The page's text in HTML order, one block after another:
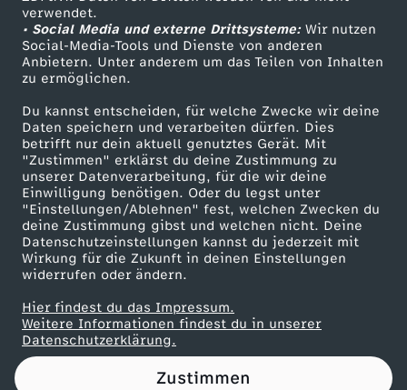
verwendet.
• Social Media und externe Drittsysteme:Wir nutzen
Social-Media-Tools und Dienste von anderen
Anbietern. Unter anderem um das Teilen von Inhalten
zu ermöglichen.
Du kannst entscheiden, für welche Zwecke wir deine
Daten speichern und verarbeiten dürfen. Dies
betrifft nur dein aktuell genutztes Gerät. Mit
"Zustimmen" erklärst du deine Zustimmung zu
unserer Datenverarbeitung, für die wir deine
Einwilligung benötigen. Oder du legst unter
"Einstellungen/Ablehnen" fest, welchen Zwecken du
deine Zustimmung gibst und welchen nicht. Deine
Datenschutzeinstellungen kannst du jederzeit mit
Wirkung für die Zukunft in deinen Einstellungen
widerrufen oder ändern.
Hier findest du das Impressum.
Weitere Informationen findest du in unserer
Datenschutzerklärung.
Zustimmen
l
e
b
t
K
i
r
a
(
ZDF Unternehmen
Karriere
ZDF goes Schule
Werbefernsehen
Mainzelmännchen
Partner